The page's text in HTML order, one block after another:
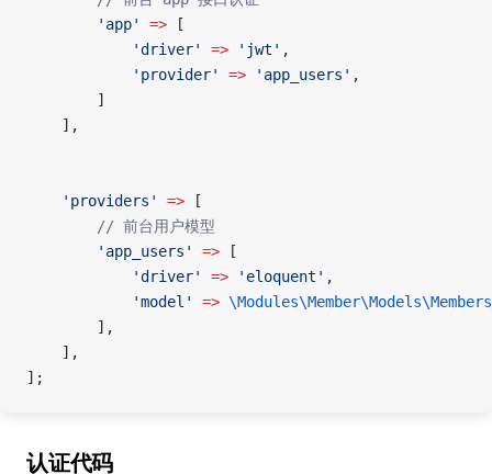
        'app'
=> [
            'driver'
=> 'jwt' ,
            'provider'
=> 'app_users' ,
        ]
    ],
    'providers'
=> [
        // 前台用户模型
        'app_users'
=> [
            'driver'
=> 'eloquent' ,
            'model'
=> \Modules\Member\Models\Members
        ],
    ],
];
认证代码